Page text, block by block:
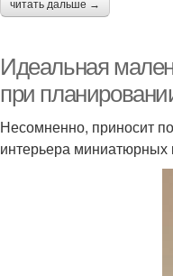
читать дальше →
Идеальная
при
Несомненно, приносит
интерьера миниатюрных